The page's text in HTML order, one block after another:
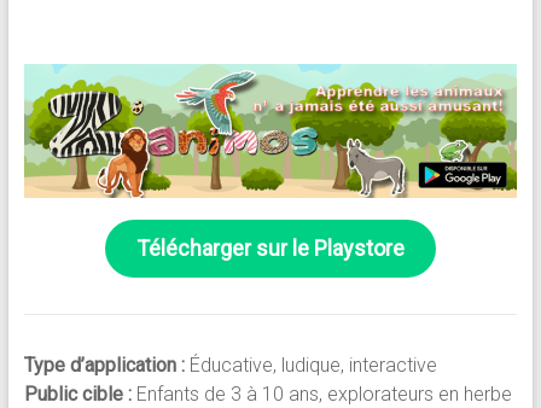
Télécharger sur le Playstore
Type d’application :Éducative, ludique, interactive
Public cible :Enfants de 3 à 10 ans, explorateurs en herbe